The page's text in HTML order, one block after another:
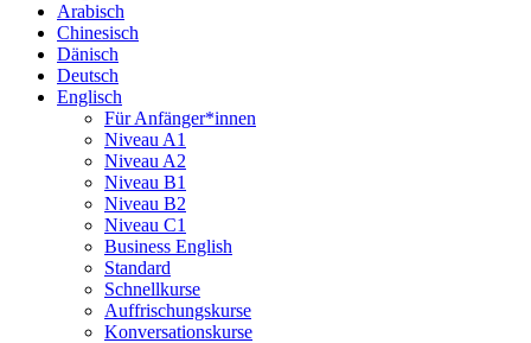
Arabisch
Chinesisch
Dänisch
Deutsch
Englisch
Für Anfänger*innen
Niveau A1
Niveau A2
Niveau B1
Niveau B2
Niveau C1
Business English
Standard
Schnellkurse
Auffrischungskurse
Konversationskurse